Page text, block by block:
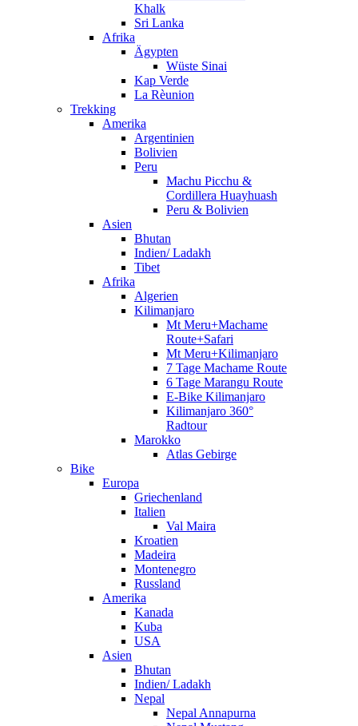
Khalk
Sri Lanka
Afrika
Ägypten
Wüste Sinai
Kap Verde
La Rèunion
Trekking
Amerika
Argentinien
Bolivien
Peru
Machu Picchu &
Cordillera Huayhuash
Peru & Bolivien
Asien
Bhutan
Indien/ Ladakh
Tibet
Afrika
Algerien
Kilimanjaro
Mt Meru+Machame
Route+Safari
Mt Meru+Kilimanjaro
7 Tage Machame Route
6 Tage Marangu Route
E-Bike Kilimanjaro
Kilimanjaro 360°
Radtour
Marokko
Atlas Gebirge
Bike
Europa
Griechenland
Italien
Val Maira
Kroatien
Madeira
Montenegro
Russland
Amerika
Kanada
Kuba
USA
Asien
Bhutan
Indien/ Ladakh
Nepal
Nepal Annapurna